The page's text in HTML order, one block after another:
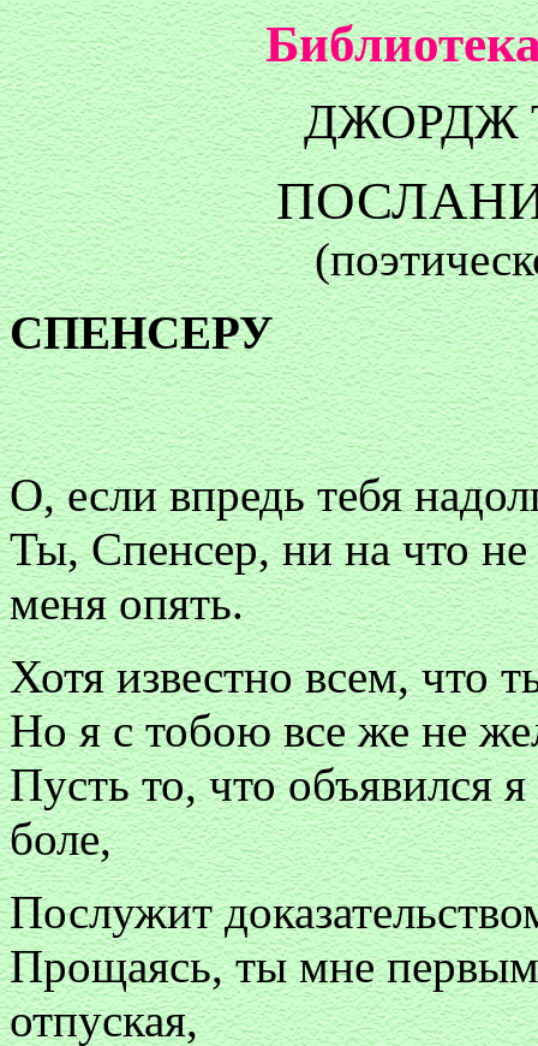
ДЖОРДЖ
СПЕНСЕРУ
О, если впредь тебя
Ты, Спенсер, ни на что
меня опять.
Хотя известно всем, что
Но я с тобою все же не
Пусть то, что объявился
боле,
Послужит
Прощаясь, ты мне первым
отпуская,